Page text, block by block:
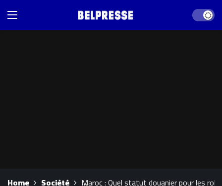
Dark
Home Société Maroc : Quel statut douanier pour les